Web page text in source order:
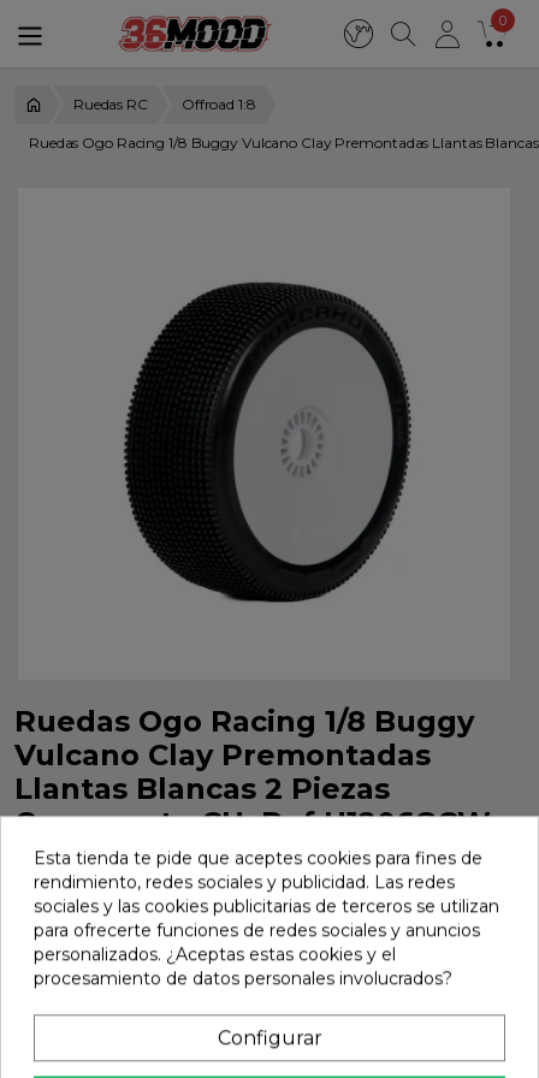
0
Ruedas RC Offroad 1:8
Ruedas Ogo Racing 1/8 Buggy Vulcano Clay Premontadas Llantas
Ruedas Ogo Racing 1/8 Buggy
Vulcano Clay Premontadas
Llantas Blancas 2 Piezas
Compuesto CH. Ref H1206GCW
Ruedas Ogo Racing 1/8 Buggy Vulcano Clay Premontadas
Llantas Blancas 2 Piezas Compuesto CH. Ref H1206GCW
Marca: Ogo Racing Ref: H1206GCW
21,01 €
Añadir
Esta tienda te pide que aceptes cookies para fines de
rendimiento, redes sociales y publicidad. Las redes
sociales y las cookies publicitarias de terceros se utilizan
para ofrecerte funciones de redes sociales y anuncios
personalizados. ¿Aceptas estas cookies y el
procesamiento de datos personales involucrados?
Configurar